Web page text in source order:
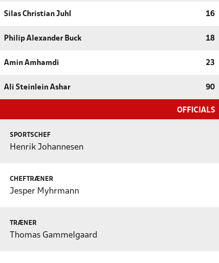
Silas Christian Juhl 16
Philip Alexander Buck 18
Amin Amhamdi 23
Ali Steinlein Ashar 90
OFFICIALS
SPORTSCHEF
Henrik Johannesen
CHEFTRÆNER
Jesper Myhrmann
TRÆNER
Thomas Gammelgaard